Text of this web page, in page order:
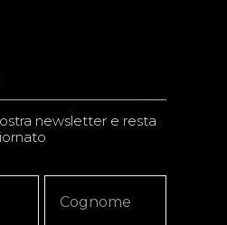
newsletter e resta